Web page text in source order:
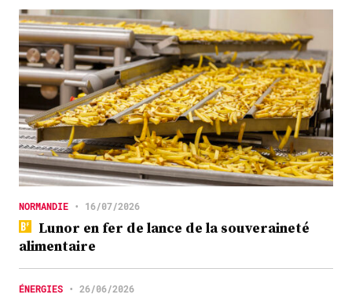
NORMANDIE • 16/07/2026
Lunor en fer de lance de la souveraineté
alimentaire
ÉNERGIES • 26/06/2026